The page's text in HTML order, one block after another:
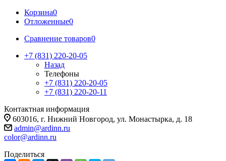
Корзина0
Отложенные0
Сравнение товаров0
+7 (831) 220-20-05
Назад
Телефоны
+7 (831) 220-20-05
+7 (831) 220-20-11
Контактная информация
603016, г. Нижний Новгород, ул. Монастырка, д. 18
admin@ardinn.ru
color@ardinn.ru
Поделиться